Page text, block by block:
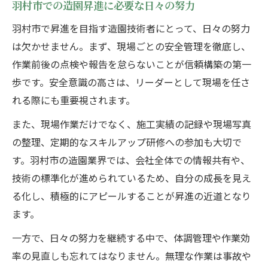
羽村市での造園昇進に必要な日々の努力
羽村市で昇進を目指す造園技術者にとって、日々の努力
は欠かせません。まず、現場ごとの安全管理を徹底し、
作業前後の点検や報告を怠らないことが信頼構築の第一
歩です。安全意識の高さは、リーダーとして現場を任さ
れる際にも重要視されます。
また、現場作業だけでなく、施工実績の記録や現場写真
の整理、定期的なスキルアップ研修への参加も大切で
す。羽村市の造園業界では、会社全体での情報共有や、
技術の標準化が進められているため、自分の成長を見え
る化し、積極的にアピールすることが昇進の近道となり
ます。
一方で、日々の努力を継続する中で、体調管理や作業効
率の見直しも忘れてはなりません。無理な作業は事故や